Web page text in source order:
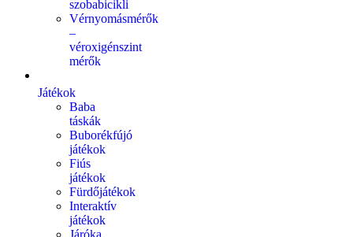
szobabicikli
Vérnyomásmérők
–
véroxigénszint
mérők
Játékok
Baba
táskák
Buborékfújó
játékok
Fiús
játékok
Fürdőjátékok
Interaktív
játékok
Járóka